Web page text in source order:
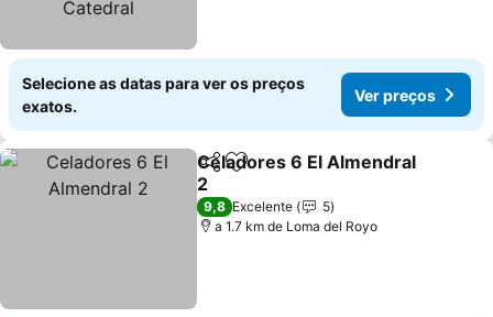
Selecione as datas para ver os preços
exatos.
Ver preços
PartilharAdicionar aos favoritos
Celadores 6 El Almendral
2
Ver preços
9,8 Excelente
5
a 1.7 km de Loma del Royo